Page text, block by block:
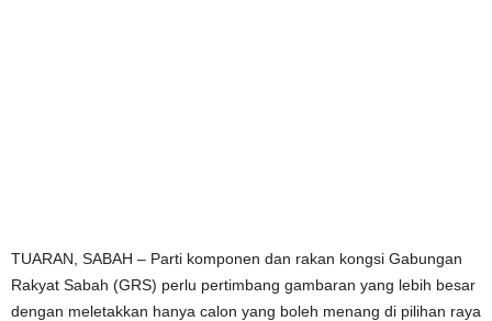
TUARAN, SABAH – Parti komponen dan rakan kongsi Gabungan
Rakyat Sabah (GRS) perlu pertimbang gambaran yang lebih besar
dengan meletakkan hanya calon yang boleh menang di pilihan raya